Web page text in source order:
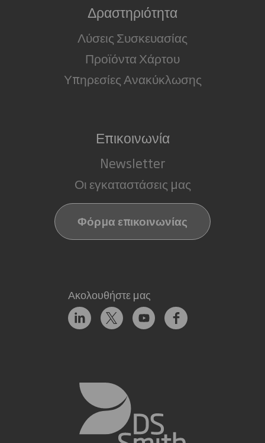
Δραστηριότητα
Λύσεις Συσκευασίας
Προϊόντα Χάρτου
Υπηρεσίες Ανακύκλωσης
Επικοινωνία
Newsletter
Οι εγκαταστάσεις μας
Φόρμα επικοινωνίας
Ακολουθήστε μας